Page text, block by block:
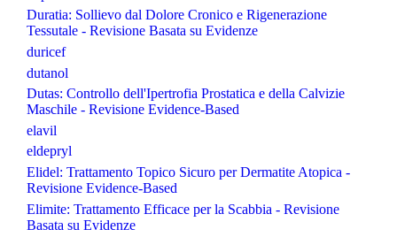
Duratia: Sollievo dal Dolore Cronico e Rigenerazione
Tessutale - Revisione Basata su Evidenze
duricef
dutanol
Dutas: Controllo dell'Ipertrofia Prostatica e della Calvizie
Maschile - Revisione Evidence-Based
elavil
eldepryl
Elidel: Trattamento Topico Sicuro per Dermatite Atopica -
Revisione Evidence-Based
Elimite: Trattamento Efficace per la Scabbia - Revisione
Basata su Evidenze